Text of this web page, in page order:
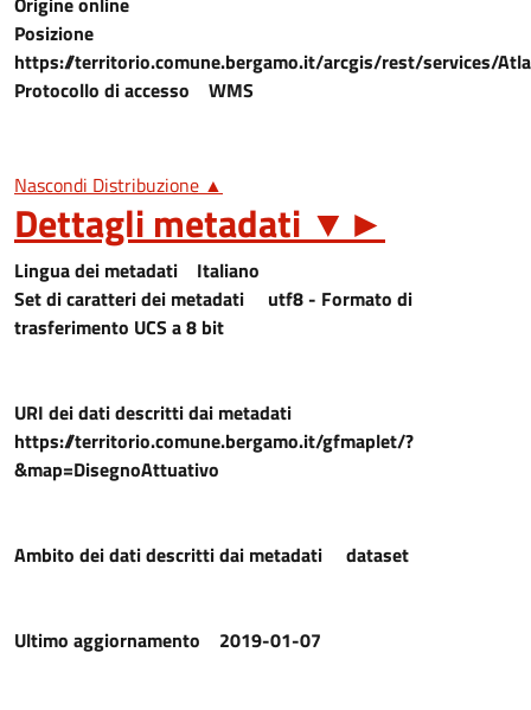
Posizione
https://territorio.comune.bergamo.it/arcgis/rest/services/
Protocollo di accesso WMS
Nascondi Distribuzione ▲
Dettagli metadati ▼ ►
Lingua dei metadati Italiano
Set di caratteri dei metadati utf8 - Formato di
trasferimento UCS a 8 bit
URI dei dati descritti dai metadati
https://territorio.comune.bergamo.it/gfmaplet/?
&map=DisegnoAttuativo
Ambito dei dati descritti dai metadati dataset
Ultimo aggiornamento 2019-01-07